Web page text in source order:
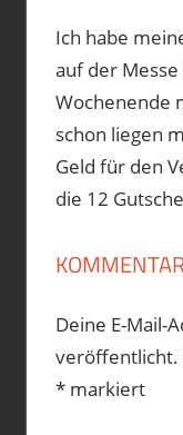
Ich habe
auf der
Wochenende
schon liegen
Geld für den
die 12
Deine E-Mail-
veröffentlicht.
*markiert